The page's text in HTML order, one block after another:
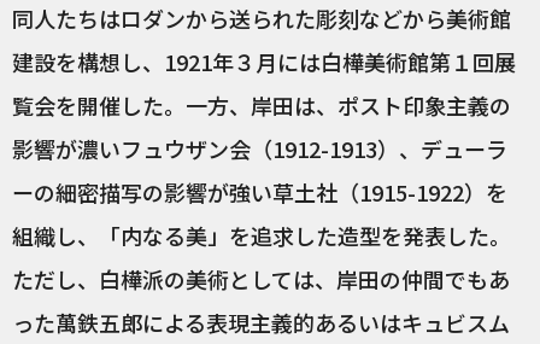
同人たちはロダンから送られた彫刻などから美術館
建設を構想し、1921年３月には白樺美術館第１回展
覧会を開催した。一方、岸田は、ポスト印象主義の
影響が濃いフュウザン会（1912-1913）、デューラ
ーの細密描写の影響が強い草土社（1915-1922）を
組織し、「内なる美」を追求した造型を発表した。
ただし、白樺派の美術としては、岸田の仲間でもあ
った萬鉄五郎による表現主義的あるいはキュビスム